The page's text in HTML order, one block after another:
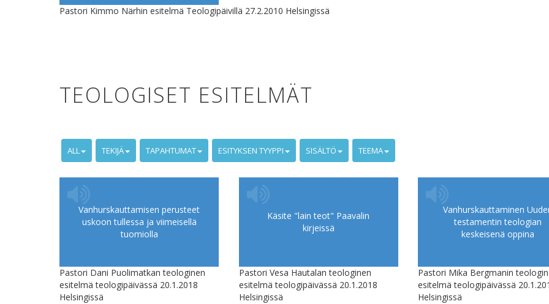
Pastori Kimmo Närhin esitelmä Teologipäivillä 27.2.2010 Helsingissä
TEOLOGISET ESITELMÄT
ALL TEKIJÄ TAPAHTUMAT ESITYKSEN TYYPPI SISÄLTÖ
TEEMA
Vanhurskauttamisen perusteet
uskoon tullessa ja viimeisellä
tuomiolla
Pastori Dani Puolimatkan teologinen
esitelmä teologipäivässä 20.1.2018
Helsingissä
Käsite "lain teot" Paavalin
kirjeissä
Pastori Vesa Hautalan teologinen
esitelmä teologipäivässä 20.1.2018
Helsingissä
Vanhurskauttaminen
testamentin teologian
keskeisenä oppina
Pastori Mika Bergmanin
esitelmä teologipäivässä
Helsingissä